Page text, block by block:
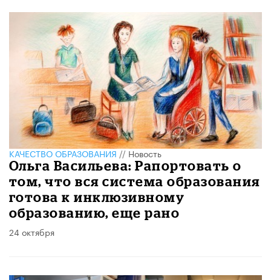
КАЧЕСТВО ОБРАЗОВАНИЯ//Новость
Ольга Васильева: Рапортовать о
том, что вся система образования
готова к инклюзивному
образованию, еще рано
24 октября